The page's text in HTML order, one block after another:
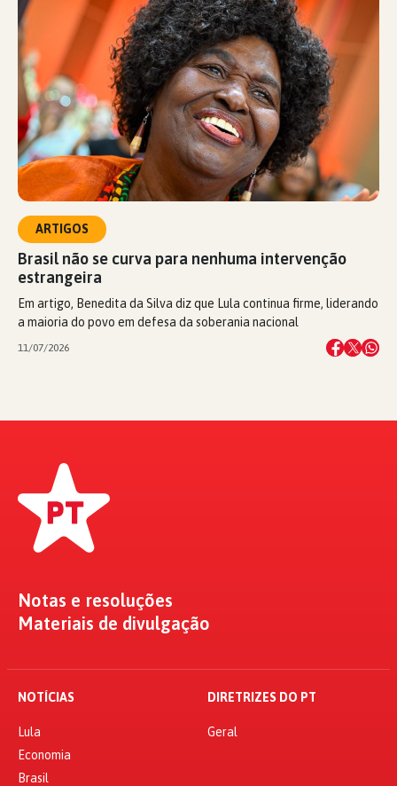
ARTIGOS
Brasil não se curva para nenhuma intervenção
estrangeira
Em artigo, Benedita da Silva diz que Lula continua firme, liderando
a maioria do povo em defesa da soberania nacional
11/07/2026
Notas e resoluções
Materiais de divulgação
NOTÍCIAS
Lula
Economia
Brasil
DIRETRIZES DO PT
Geral